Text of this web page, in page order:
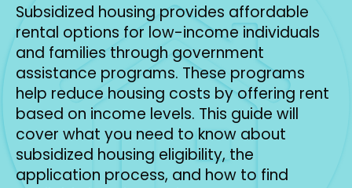
Subsidized housing provides affordable
rental options for low-income individuals
and families through government
assistance programs. These programs
help reduce housing costs by offering rent
based on income levels. This guide will
cover what you need to know about
subsidized housing eligibility, the
application process, and how to find